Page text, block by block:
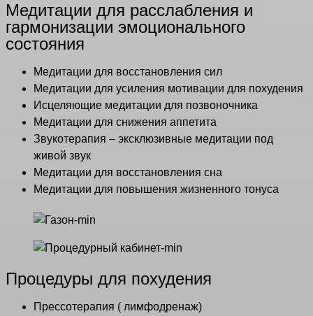
Медитации для расслабления и
гармонизации эмоционального
состояния
Медитации для восстановления сил
Медитации для усиления мотивации для похудения
Исцеляющие медитации для позвоночника
Медитации для снижения аппетита
Звукотерапия – эксклюзивные медитации под
живой звук
Медитации для восстановления сна
Медитации для повышения жизненного тонуса
Процедуры для похудения
Прессотерапия ( лимфодренаж)